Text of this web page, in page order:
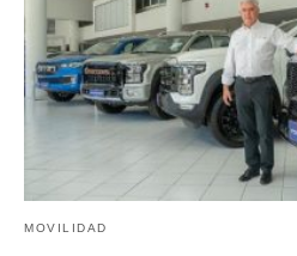
MOVILIDAD